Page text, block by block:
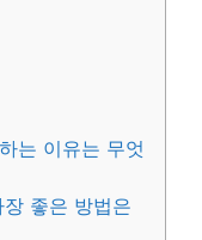
는 이유는 무엇
좋은 방법은